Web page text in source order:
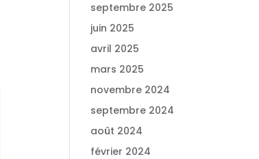
septembre 2025
juin 2025
avril 2025
mars 2025
novembre 2024
septembre 2024
août 2024
février 2024